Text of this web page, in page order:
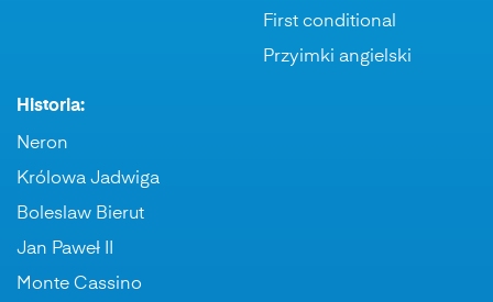
First conditional
Przyimki angielski
Historia:
Neron
Królowa Jadwiga
Boleslaw Bierut
Jan Paweł II
Monte Cassino